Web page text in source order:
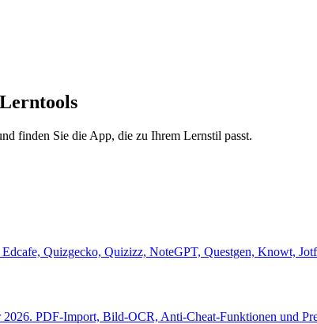
finden Sie die App, die zu Ihrem Lernstil passt.
Quizgecko, Quizizz, NoteGPT, Questgen, Knowt,
PDF-Import, Bild-OCR, Anti-Cheat-Funktionen und